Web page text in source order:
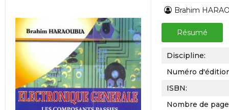
Brahim
Résumé
Discipline:
Numéro
ISBN:
Nombre de